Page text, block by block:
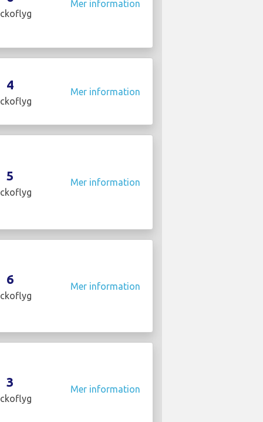
Mer information
4 Mer information
5 Mer information
6 Mer information
3 Mer information